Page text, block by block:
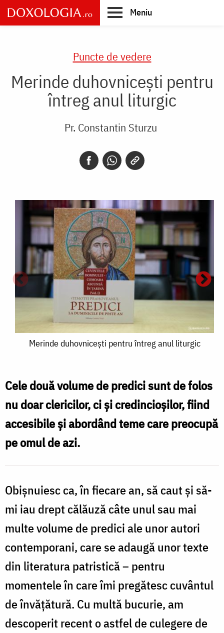
Skip
to
main
Meniu
Puncte de vedere
Merinde duhovnicești pentru
întreg anul liturgic
Pr. Constantin Sturzu
Merinde
întreg
anul
liturgic
Merinde duhovnicești pentru întreg anul liturgic
Cele două volume de predici sunt de folos
nu doar clericilor, ci și credincioșilor, fiind
accesibile și abordând teme care preocupă
pe omul de azi.
Obișnuiesc ca, în fiecare an, să caut și să-
mi iau drept călăuză câte unul sau mai
multe volume de predici ale unor autori
contemporani, care se adaugă unor texte
din literatura patristică – pentru
momentele în care îmi pregătesc cuvântul
de învățătură. Cu multă bucurie, am
descoperit recent o astfel de culegere de